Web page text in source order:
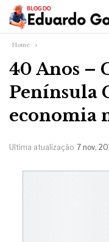
Home
40 Anos –
Península
economia
Ultima atualização 7 nov,